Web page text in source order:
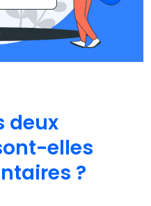
deux
elles
?